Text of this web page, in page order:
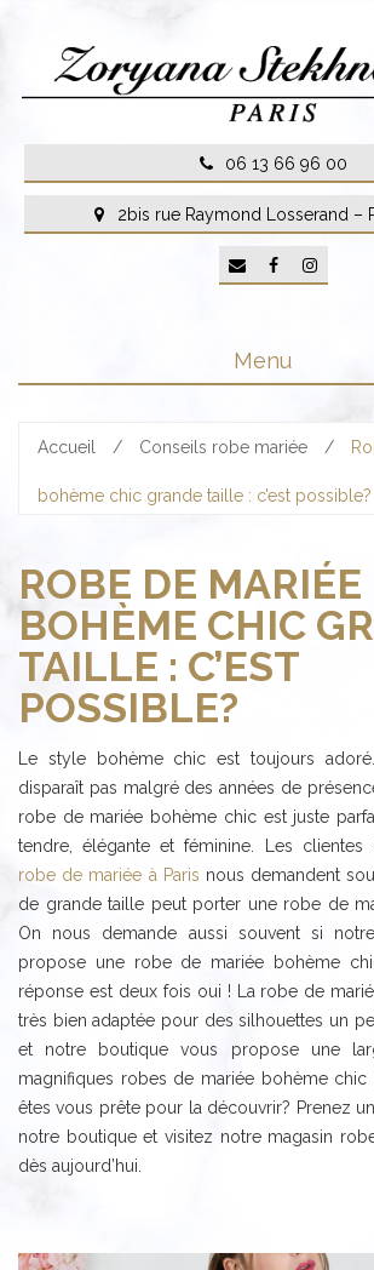
content
06 13 66 96 00
2bis rue Raymond Losserand –
Menu
Accueil / Conseils robe mariée /
bohème chic grande taille : c’est possible?
ROBE DE MARIÉE
BOHÈME CHIC
TAILLE : C’EST
POSSIBLE?
Le style bohème chic est toujours
disparaît pas malgré des années de
robe de mariée bohème chic est juste
tendre, élégante et féminine. Les
robe de mariée à Paris nous demandent
de grande taille peut porter une robe de
On nous demande aussi souvent si
propose une robe de mariée bohème
réponse est deux fois oui ! La robe de
très bien adaptée pour des silhouettes un
et notre boutique vous propose une
magnifiques robes de mariée bohème chic
êtes vous prête pour la découvrir? Prenez
notre boutique et visitez notre magasin
dès aujourd’hui.